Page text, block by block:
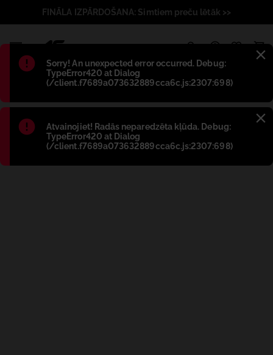
Błąd:
Sorry! An unexpected error occurred. Debug:
TypeError420 at Dialog
(/client.f7689a073632889cca6c.js:2307:698)
Błąd:
Atvainojiet! Radās neparedzēta kļūda. Debug:
TypeError420 at Dialog
(/client.f7689a073632889cca6c.js:2307:698)
FINĀLA IZPĀRDOŠANA: Simtiem preču lētāk >>